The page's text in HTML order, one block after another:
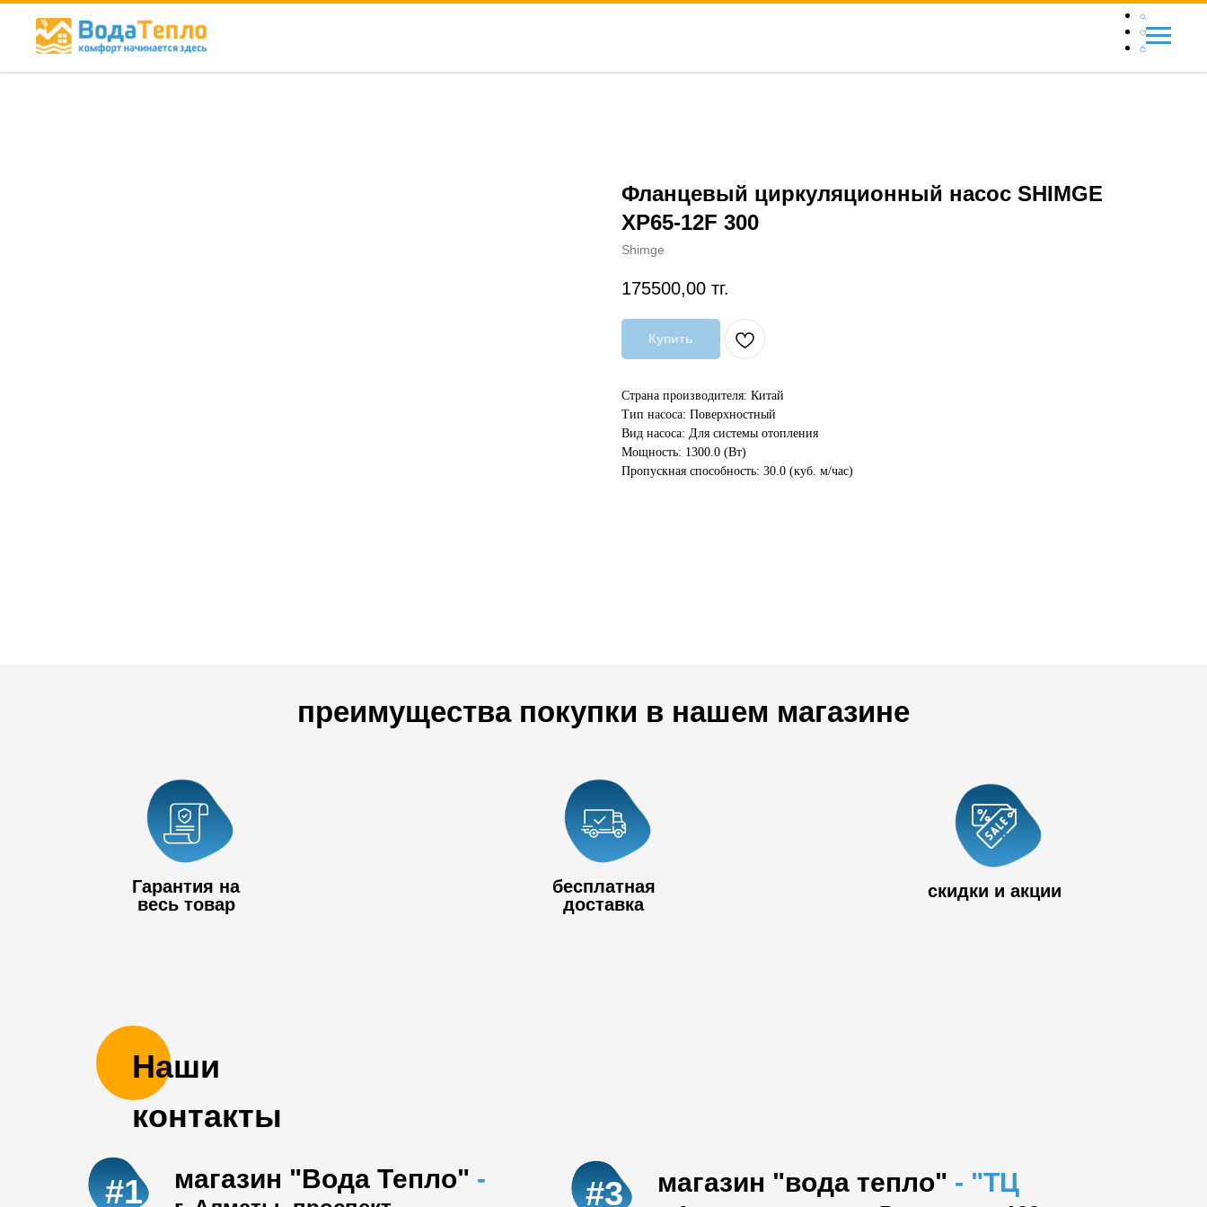
Фланцевый циркуляционный насос SHIMGE
XP65-12F 300
Shimge
175500,00 тг.
Купить
Страна производителя: Китай
Тип насоса: Поверхностный
Вид насоса: Для системы отопления
Мощность: 1300.0 (Вт)
Пропускная способность: 30.0 (куб. м/час)
преимущества покупки в нашем магазине
Гарантия на
весь товар
бесплатная
доставка
скидки и акции
Наши
контакты
магазин "Вода Тепло" -
#1 магазин "вода тепло" - "ТЦ
#3
+7 727 390 50
32